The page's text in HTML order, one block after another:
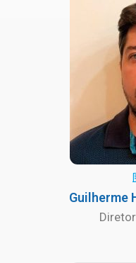
Guilherme